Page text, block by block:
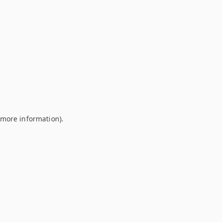
information).